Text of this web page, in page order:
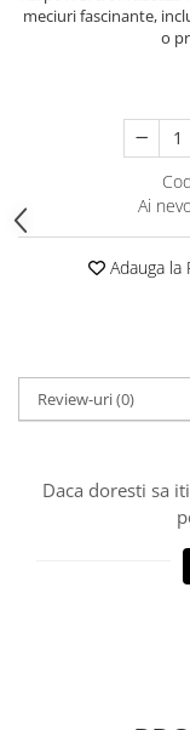
Piese Sah Tematice
Set Sah + Table/
Ceasuri De Sah
Step 3
Step 5
Tabla De
meciuri fascinante,
o
Ai
Adauga la
Review-uri(0)
Daca doresti sa